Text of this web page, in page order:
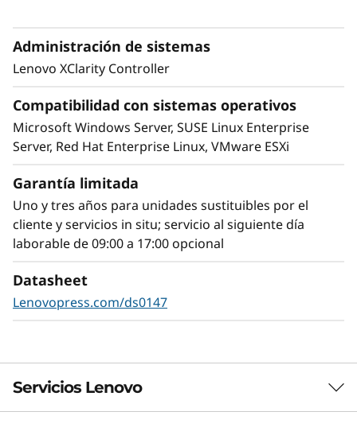
Gestión sencilla y seguridad
usar. XClarity permite una visión centralizada y
basada en datos de las operaciones del centro
Administración de sistemas
Lenovo XClarity Controller
Compatibilidad con sistemas operativos
Microsoft Windows Server, SUSE Linux Enterprise
Server, Red Hat Enterprise Linux, VMware ESXi
Garantía limitada
Uno y tres años para unidades sustituibles por el
cliente y servicios in situ; servicio al siguiente día
laborable de 09:00 a 17:00 opcional
Datasheet
Lenovopress.com/ds0147
Servicios Lenovo